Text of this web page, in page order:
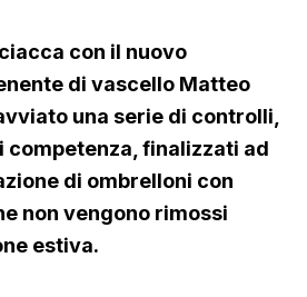
con il nuovo
di vascello Matteo
una serie di controlli,
competenza, finalizzati ad
di ombrelloni con
non vengono rimossi
estiva.